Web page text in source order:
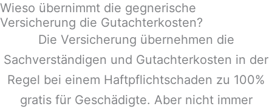
Wieso übernimmt die gegnerische
Versicherung die Gutachterkosten?
Die Versicherung übernehmen die
Sachverständigen und Gutachterkosten in der
Regel bei einem Haftpflichtschaden zu 100%
gratis für Geschädigte. Aber nicht immer